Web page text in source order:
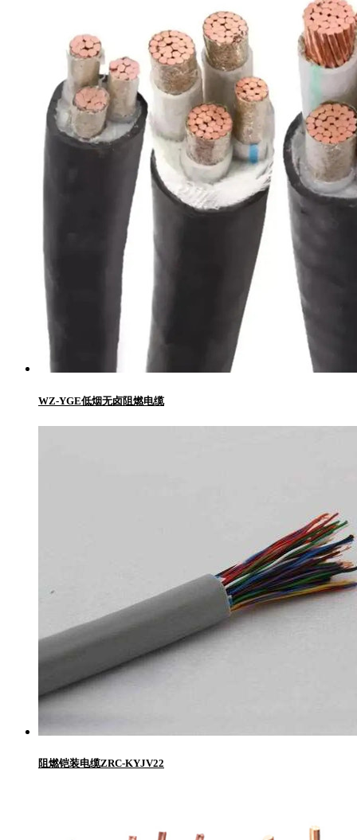
WZ-YGE低烟无卤阻燃电缆
阻燃铠装电缆ZRC-KYJV22